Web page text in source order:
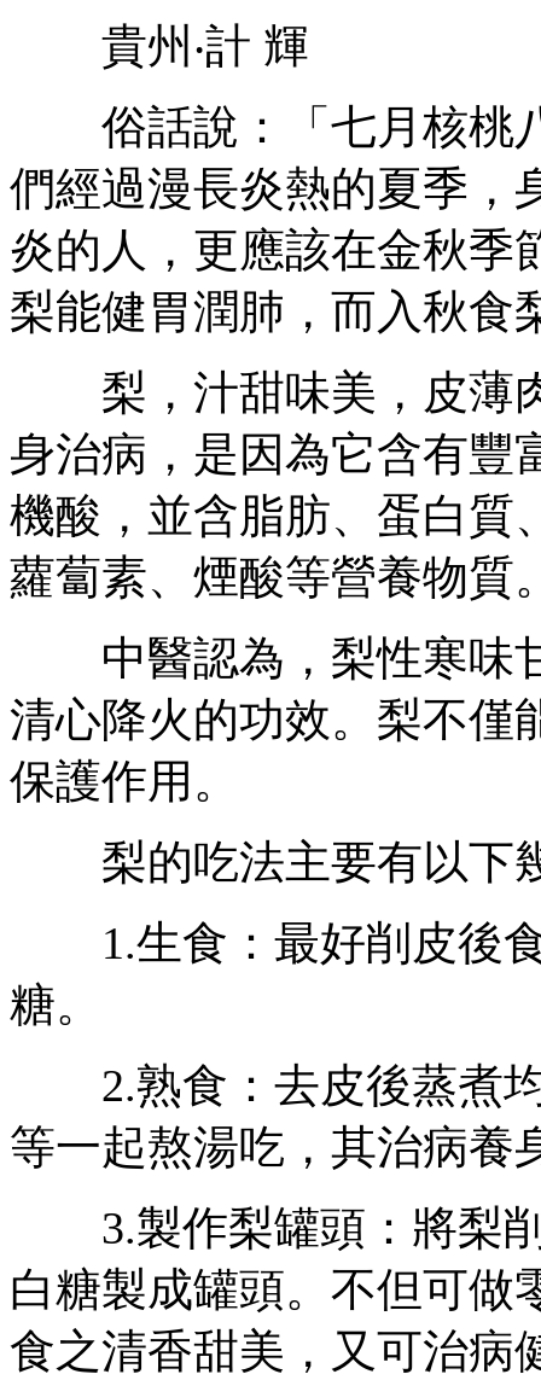
貴州‧計 輝
俗話說：「七月核桃
們經過漫長炎熱的夏季，
炎的人，更應該在金秋季
梨能健胃潤肺，而入秋食
梨，汁甜味美，皮薄
身治病，是因為它含有豐
機酸，並含脂肪、蛋白質
蘿蔔素、煙酸等營養物質
中醫認為，梨性寒味
清心降火的功效。梨不僅
保護作用。
梨的吃法主要有以下
1.生食：最好削皮後食
糖。
2.熟食：去皮後蒸煮均
等一起熬湯吃，其治病養
3.製作梨罐頭：將梨削
白糖製成罐頭。不但可做
食之清香甜美，又可治病